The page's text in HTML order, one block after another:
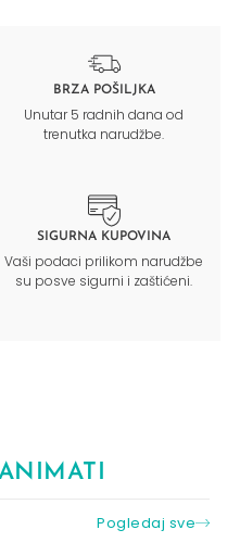
BRZA POŠILJKA
Unutar 5 radnih dana od
trenutka narudžbe.
SIGURNA KUPOVINA
Vaši podaci prilikom narudžbe
su posve sigurni i zaštićeni.
Pogledaj sve